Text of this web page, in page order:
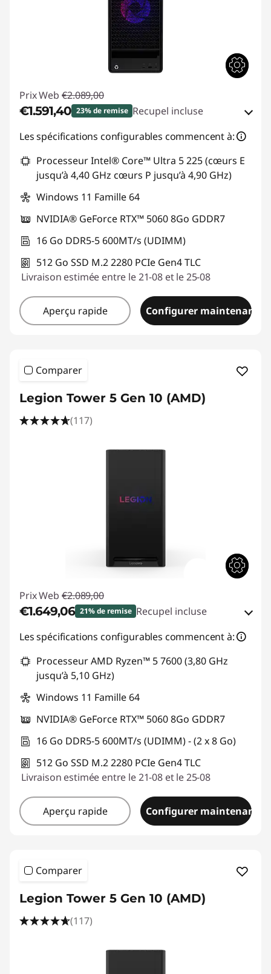
Prix Web €2.089,00
€1.591,40 23% de remise Recupel incluse
Bons de réduction en ligne :-€497,60
Code de réduction : TOP-GAMING
Les spécifications configurables commencent à:
Processeur Intel® Core™ Ultra 5 225 (cœurs E
jusqu’à 4,40 GHz cœurs P jusqu’à 4,90 GHz)
Windows 11 Famille 64
NVIDIA® GeForce RTX™ 5060 8Go GDDR7
16 Go DDR5-5 600MT/s (UDIMM)
512 Go SSD M.2 2280 PCIe Gen4 TLC
Livraison estimée entre le 21-08 et le 25-08
Aperçu rapide Configurer maintenant
Comparer
Legion Tower 5 Gen 10 (AMD)
(117)
Prix Web €2.089,00
€1.649,06 21% de remise Recupel incluse
Bons de réduction en ligne :-€439,94
Code de réduction :TOP-GAMING
Les spécifications configurables commencent à:
Processeur AMD Ryzen™ 5 7600 (3,80 GHz
jusqu’à 5,10 GHz)
Windows 11 Famille 64
NVIDIA® GeForce RTX™ 5060 8Go GDDR7
16 Go DDR5-5 600MT/s (UDIMM) - (2 x 8 Go)
512 Go SSD M.2 2280 PCIe Gen4 TLC
Livraison estimée entre le 21-08 et le 25-08
Aperçu rapide Configurer maintenant
Comparer
Legion Tower 5 Gen 10 (AMD)
(117)